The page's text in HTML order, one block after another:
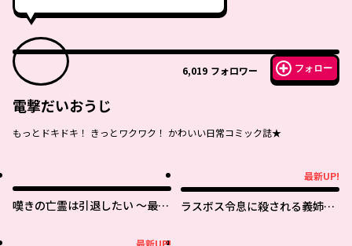
6,019 フォロワー フォロー
電撃だいおうじ
もっとドキドキ！ きっとワクワク！ かわいい日常コミック誌★
嘆きの亡霊は引退したい ～最弱
最新UP!
ラスボス令息に殺される義姉で
最新UP!